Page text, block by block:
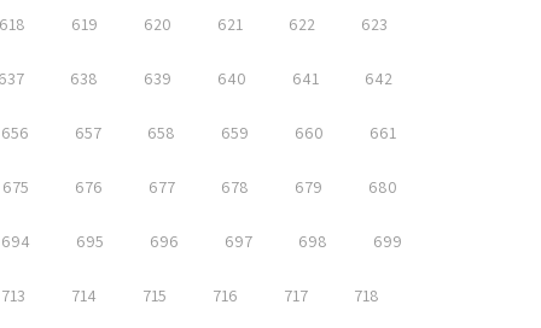
619 620 621 622 623
638 639 640 641 642
656 657 658 659 660 661
675 676 677 678 679 680
694 695 696 697 698 699
713 714 715 716 717 718